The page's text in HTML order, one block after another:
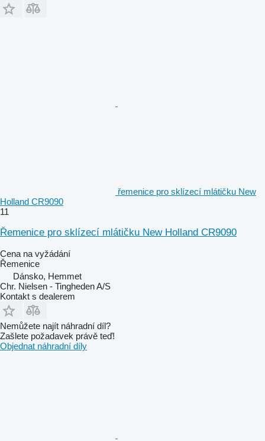
řemenice pro sklízecí mlátičku New
Holland CR9090
11
Řemenice pro sklízecí mlátičku New Holland CR9090
Cena na vyžádání
Řemenice
Dánsko, Hemmet
Chr. Nielsen - Tingheden A/S
Kontakt s dealerem
Nemůžete najít náhradní díl?
Zašlete požadavek právě teď!
Objednat náhradní díly